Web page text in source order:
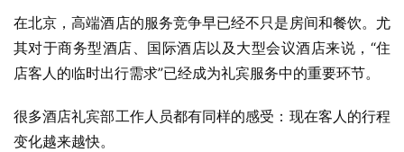
在北京，高端酒店的服务竞争早已经不只是房间和餐饮。尤
其对于商务型酒店、国际酒店以及大型会议酒店来说，“住
店客人的临时出行需求”已经成为礼宾服务中的重要环节。
很多酒店礼宾部工作人员都有同样的感受：现在客人的行程
变化越来越快。